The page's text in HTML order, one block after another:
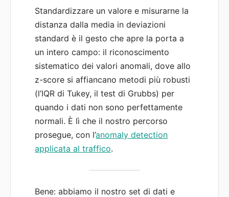
Standardizzare un valore e misurarne la
distanza dalla media in deviazioni
standard è il gesto che apre la porta a
un intero campo: il riconoscimento
sistematico dei valori anomali, dove allo
z-score si affiancano metodi più robusti
(l’IQR di Tukey, il test di Grubbs) per
quando i dati non sono perfettamente
normali. È lì che il nostro percorso
prosegue, con l’anomaly detection
applicata al traffico.
Bene: abbiamo il nostro set di dati e